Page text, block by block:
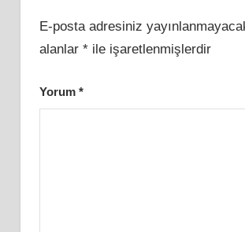
E-posta adresiniz
alanlar *ile işaretlenmişlerdir
Yorum *